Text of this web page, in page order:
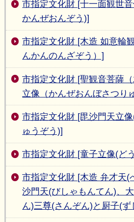
市指定文化財 [十一面観世
かんぜおんぞう)]
市指定文化財 [木造 如意輪
んかんのんざぞう）]
市指定文化財 [聖観音菩薩
立像（かんぜおんぼさつり
市指定文化財 [毘沙門天立
ゅうぞう)]
市指定文化財 [童子立像(ど
市指定文化財 [木造 弁才天(
沙門天(びしゃもんてん)、
ん)三尊(さんぞん)と厨子(ず